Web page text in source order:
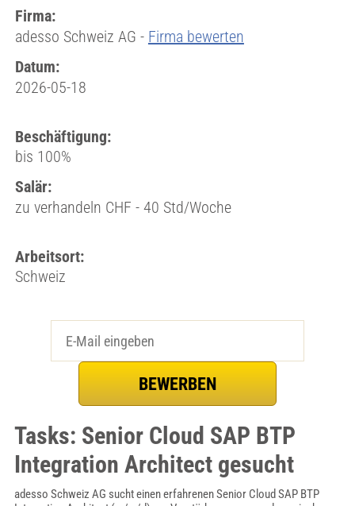
Firma:
adesso Schweiz AG - Firma bewerten
Datum:
2026-05-18
Beschäftigung:
bis 100%
Salär:
zu verhandeln CHF - 40 Std/Woche
Arbeitsort:
Schweiz
Tasks: Senior Cloud SAP BTP
Integration Architect gesucht
adesso Schweiz AG sucht einen erfahrenen Senior Cloud SAP BTP